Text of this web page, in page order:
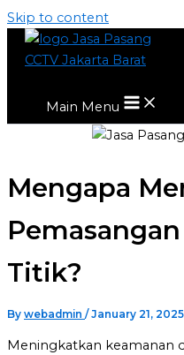
Skip to content
Main Menu
Mengapa
Pemasangan
Titik?
By webadmin /January 21, 2025
Meningkatkan keamanan